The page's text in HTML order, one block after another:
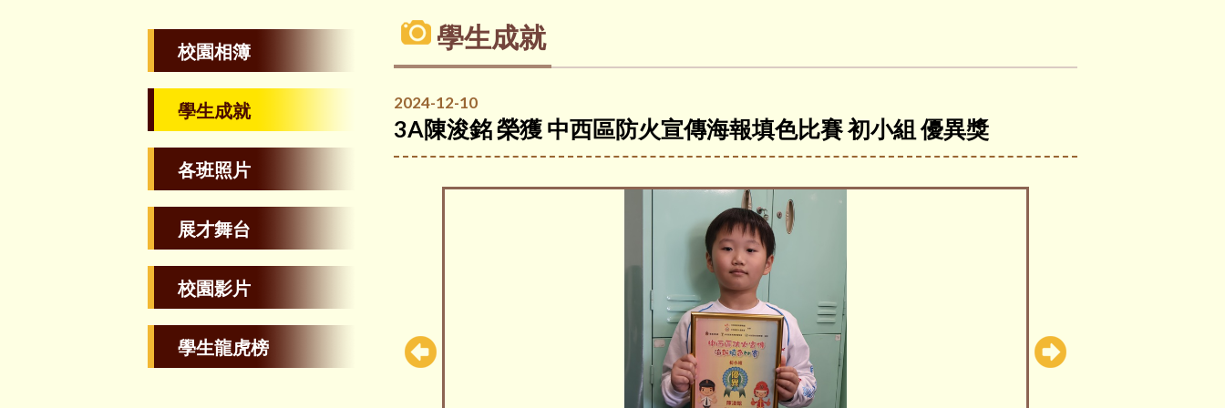
校園相簿
學生成就
各班照片
展才舞台
校園影片
學生龍虎榜
學生成就
2024-12-10
3A陳浚銘 榮獲 中西區防火宣傳海報填色比賽 初小組 優異獎